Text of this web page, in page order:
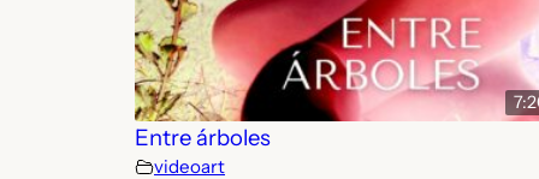
Entre árboles
videoart